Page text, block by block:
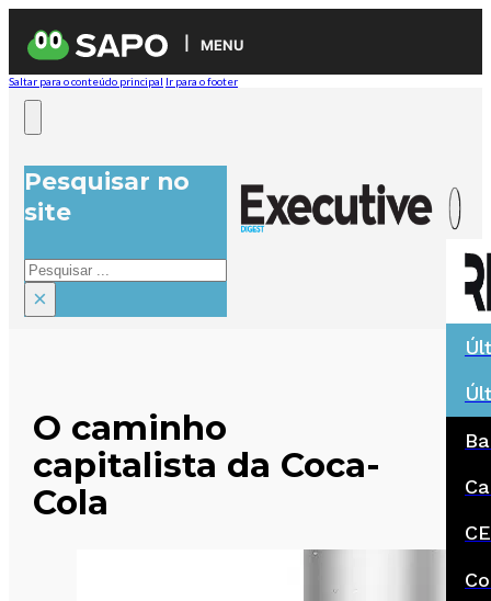
MENU
Saltar para o conteúdo principal Ir para o footer
Pesquisar no
site
Pesquisar
×
O caminho
capitalista da Coca-
Cola